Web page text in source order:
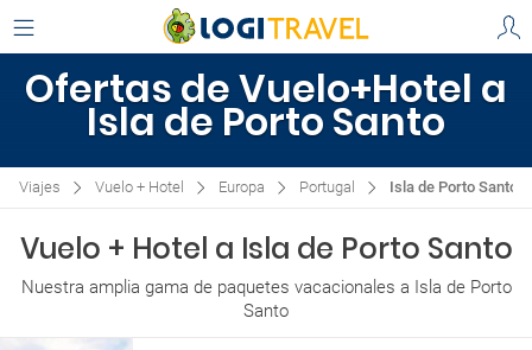
Ofertas de Vuelo+Hotel a
Isla de Porto Santo
Viajes Vuelo + Hotel Europa Portugal Isla de Porto Santo
Vuelo + Hotel a Isla de Porto Santo
Nuestra amplia gama de paquetes vacacionales a Isla de Porto
Santo